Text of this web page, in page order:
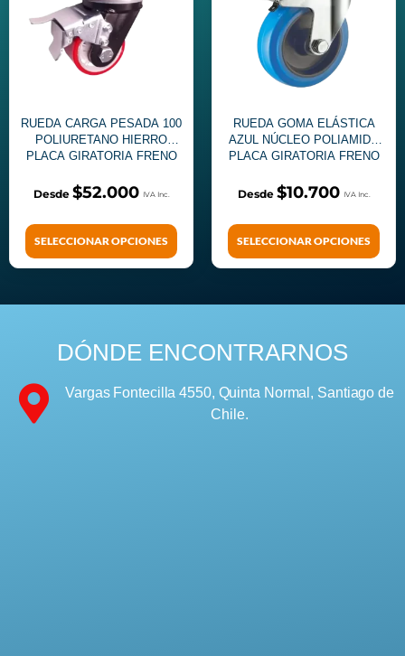
RUEDA CARGA PESADA 100
POLIURETANO HIERRO
PLACA GIRATORIA FRENO
$52.000
SELECCIONAR OPCIONES
RUEDA GOMA ELÁSTICA
AZUL NÚCLEO POLIAMIDA
PLACA GIRATORIA FRENO
$10.700
SELECCIONAR OPCIONES
DÓNDE ENCONTRARNOS
Vargas Fontecilla 4550, Quinta Normal, Santiago de
Chile.